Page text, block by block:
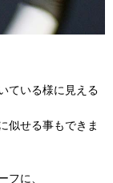
ている様に見える
似せる事もできま
フに、